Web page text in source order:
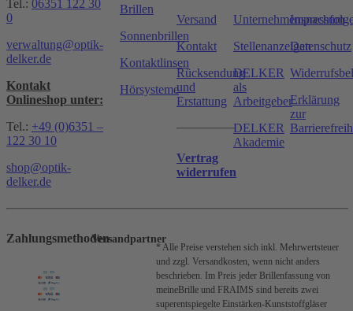
Tel.: 06351 122 30
0
verwaltung@optik-
delker.de
Kontakt
Onlineshop unter:
Tel.: +49 (0)6351 –
122 30 10
shop@optik-
delker.de
Brillen
Sonnenbrillen
Kontaktlinsen
Hörsysteme
Versand
Kontakt
Rücksendung
und
Erstattung
Vertrag
widerrufen
Stellenanzeigen
DELKER
als
Arbeitgeber
DELKER
Akademie
Impressum
Datenschutz
Erklärung
zur
ZahlungsmethodenVersandpartner
* Alle Preise verstehen sich inkl. Mehrwertsteuer
und zzgl. Versandkosten, wenn nicht anders
beschrieben. Im Preis jeder Brillenfassung von
meineBrille und FRAIMS sind bereits zwei
superentspiegelte Einstärken-Kunststoffgläser